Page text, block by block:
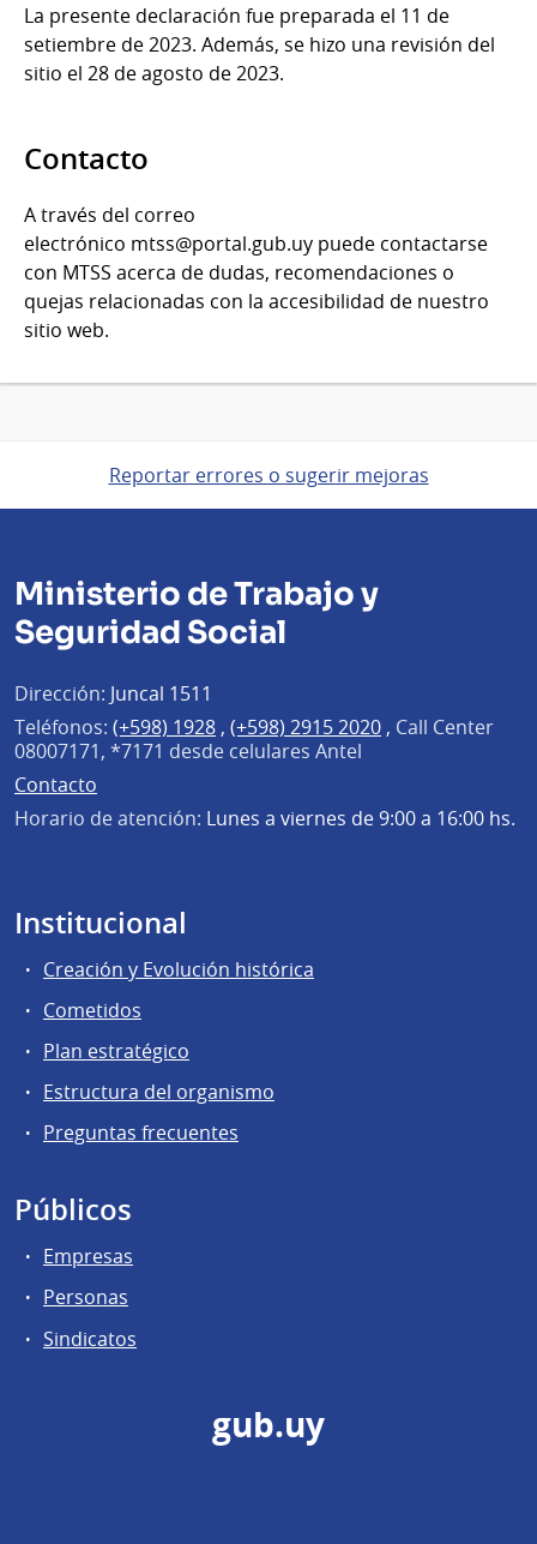
La presente declaración fue preparada el 11 de
setiembre de 2023. Además, se hizo una revisión del
sitio el 28 de agosto de 2023.
Contacto
A través del correo
electrónico mtss@portal.gub.uy puede contactarse
con MTSS acerca de dudas, recomendaciones o
quejas relacionadas con la accesibilidad de nuestro
sitio web.
Reportar errores o sugerir mejoras
Ministerio de Trabajo y
Seguridad Social
Dirección: Juncal 1511
Teléfonos: (+598) 1928 , (+598) 2915 2020 , Call Center
08007171, *7171 desde celulares Antel
Contacto
Horario de atención: Lunes a viernes de 9:00 a 16:00 hs.
Institucional
Creación y Evolución histórica
Cometidos
Plan estratégico
Estructura del organismo
Preguntas frecuentes
Públicos
Empresas
Personas
Sindicatos
gub.uy